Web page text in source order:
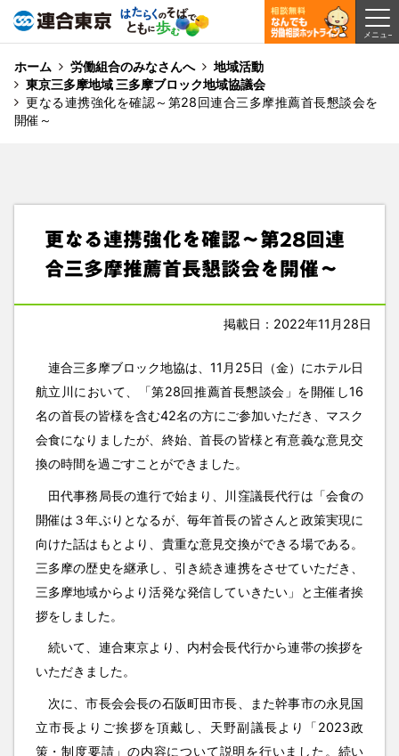
ホーム 労働組合のみなさんへ
地域活動
東京三多摩地域 三多摩ブロック地域協議会
更なる連携強化を確認～第28回連合三多摩推薦首長懇談会を
開催～
更なる連携強化を確認～第28回連
合三多摩推薦首長懇談会を開催～
掲載日：2022年11月28日
連合三多摩ブロック地協は、11月25日（金）にホテル日
航立川において、「第28回推薦首長懇談会」を開催し16
名の首長の皆様を含む42名の方にご参加いただき、マスク
会食になりましたが、終始、首長の皆様と有意義な意見交
換の時間を過ごすことができました。
田代事務局長の進行で始まり、川窪議長代行は「会食の
開催は３年ぶりとなるが、毎年首長の皆さんと政策実現に
向けた話はもとより、貴重な意見交換ができる場である。
三多摩の歴史を継承し、引き続き連携をさせていただき、
三多摩地域からより活発な発信していきたい」と主催者挨
拶をしました。
続いて、連合東京より、内村会長代行から連帯の挨拶を
いただきました。
次に、市長会会長の石阪町田市長、また幹事市の永見国
立市長よりご挨拶を頂戴し、天野副議長より「2023政
策・制度要請」の内容について説明を行いました。続い